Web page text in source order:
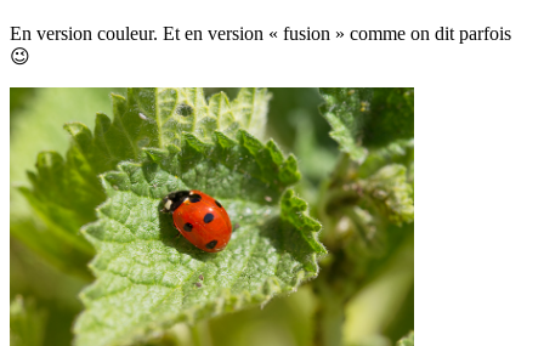
En version couleur. Et en version « fusion » comme on dit parfois
😉